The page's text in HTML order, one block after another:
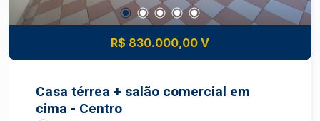
R$ 830.000,00 V
Casa térrea + salão comercial em
cima - Centro